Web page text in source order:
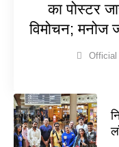
का पोस्टर
विमोचन; मनोज
Official